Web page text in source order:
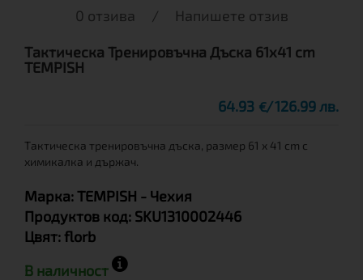
0 отзива / Напишете отзив
Тактическа Тренировъчна Дъска 61x41 cm
TEMPISH
64.93 € 126.99 лв.
Тактическа тренировъчна дъска, размер 61 x 41 cm с
химикалка и държач.
Марка:TEMPISH - Чехия
Продуктов код: SKU1310002446
Цвят:florb
В наличност